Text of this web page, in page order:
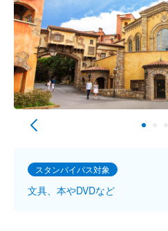
スタンバイパス対象
文具、本やDVDなど